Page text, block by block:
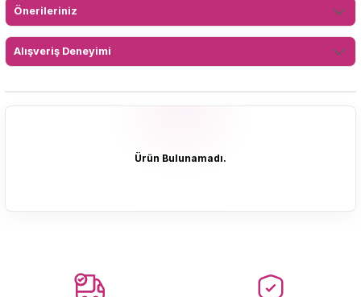
Önerileriniz
Alışveriş Deneyimi
Ürün Bulunamadı.